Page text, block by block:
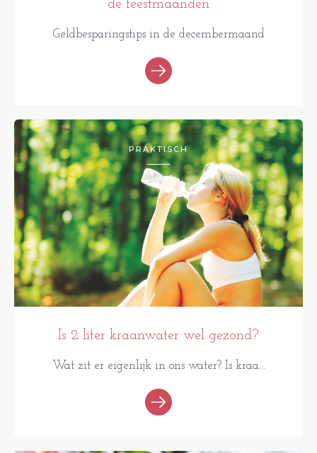
de feestmaanden
Geldbesparingstips in de decembermaand
PRAKTISCH
Is 2 liter kraanwater wel gezond?
Wat zit er eigenlijk in ons water? Is kraa...